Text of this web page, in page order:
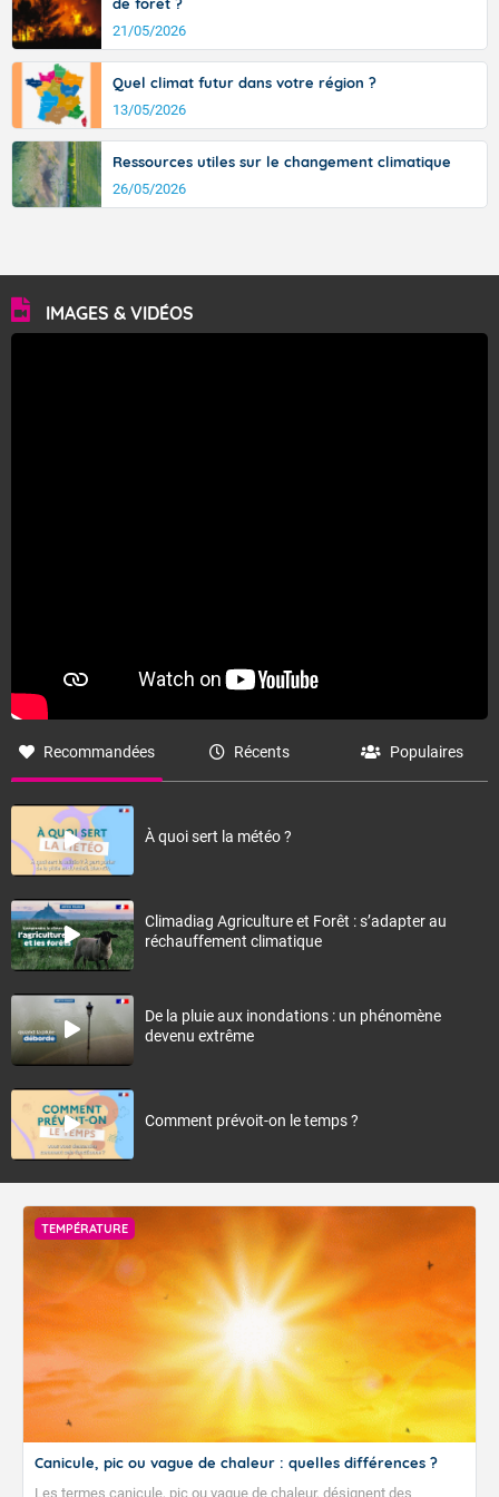
21/05/2026
Quel climat futur dans votre région ?
13/05/2026
Ressources utiles sur le changement climatique
26/05/2026
IMAGES & VIDÉOS
Recommandées Récents Populaires
À quoi sert la météo ?
Climadiag Agriculture et Forêt : s’adapter au
réchauffement climatique
De la pluie aux inondations : un phénomène
devenu extrême
Comment prévoit-on le temps ?
TEMPÉRATURE
Canicule, pic ou vague de chaleur : quelles différences ?
Les termes canicule, pic ou vague de chaleur, désignent des